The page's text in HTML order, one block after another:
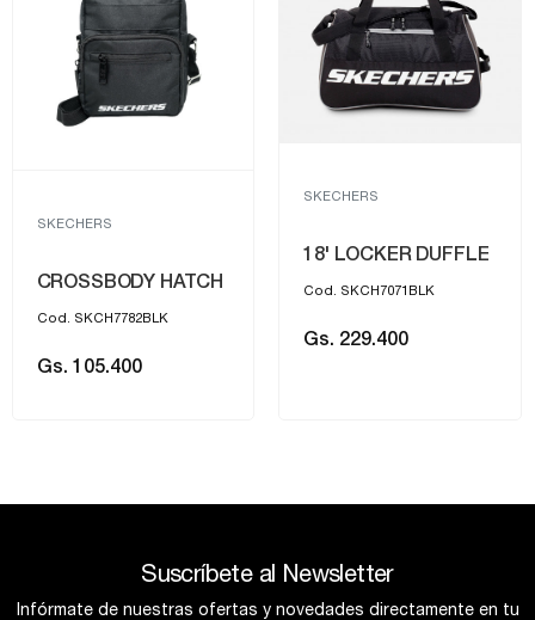
SKECHERS
CROSSBODY HATCH
Cod. SKCH7782BLK
Gs. 105.400
SKECHERS
18' LOCKER DUFFLE
Cod. SKCH7071BLK
Gs. 229.400
Suscríbete al Newsletter
Infórmate de nuestras ofertas y novedades directamente en tu